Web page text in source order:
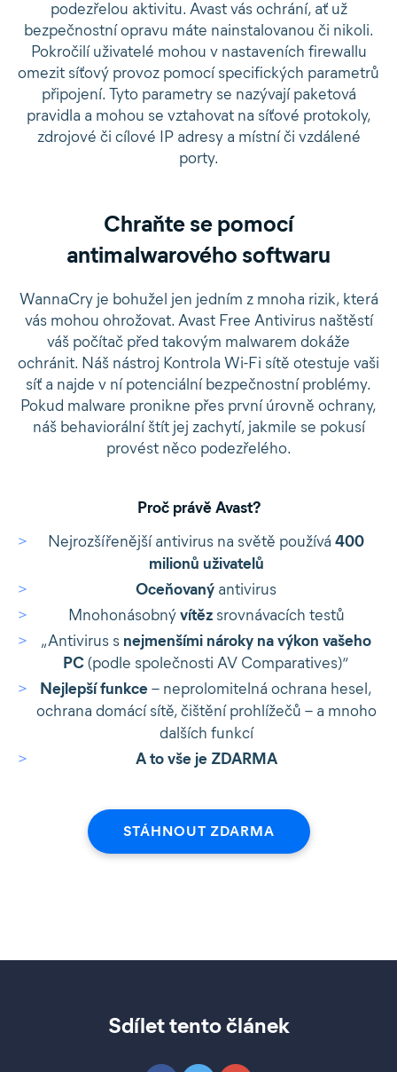
podezřelou aktivitu. Avast vás ochrání, ať už
bezpečnostní opravu máte nainstalovanou či nikoli.
Pokročilí uživatelé mohou v nastaveních firewallu
omezit síťový provoz pomocí specifických parametrů
připojení. Tyto parametry se nazývají paketová
pravidla a mohou se vztahovat na síťové protokoly,
zdrojové či cílové IP adresy a místní či vzdálené
porty.
Chraňte se pomocí
antimalwarového softwaru
WannaCry je bohužel jen jedním z mnoha rizik, která
vás mohou ohrožovat. Avast Free Antivirus naštěstí
váš počítač před takovým malwarem dokáže
ochránit. Náš nástroj Kontrola Wi-Fi sítě otestuje vaši
síť a najde v ní potenciální bezpečnostní problémy.
Pokud malware pronikne přes první úrovně ochrany,
náš behaviorální štít jej zachytí, jakmile se pokusí
provést něco podezřelého.
Proč právě Avast?
Nejrozšířenější antivirus na světě používá 400
milionů uživatelů
Oceňovaný antivirus
Mnohonásobnývítězsrovnávacích testů
„Antivirus s nejmenšími nároky na výkon vašeho
PC(podle společnosti AV Comparatives)“
Nejlepší funkce– neprolomitelná ochrana hesel,
ochrana domácí sítě, čištění prohlížečů – a mnoho
dalších funkcí
A to vše je ZDARMA
STÁHNOUT ZDARMA
Sdílet tento článek